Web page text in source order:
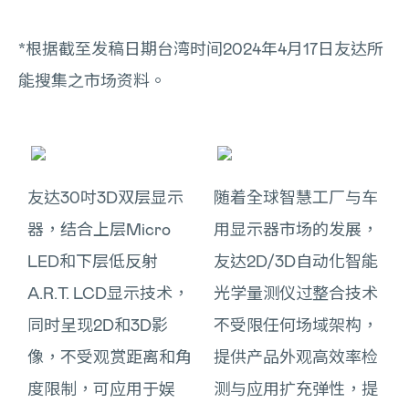
*根据截至发稿日期台湾时间2024年4月17日友达所
能搜集之市场资料。
友达30吋3D双层显示
器，结合上层Micro
LED和下层低反射
A.R.T. LCD显示技术，
同时呈现2D和3D影
像，不受观赏距离和角
度限制，可应用于娱
随着全球智慧工厂与车
用显示器市场的发展，
友达2D/3D自动化智能
光学量测仪过整合技术
不受限任何场域架构，
提供产品外观高效率检
测与应用扩充弹性，提